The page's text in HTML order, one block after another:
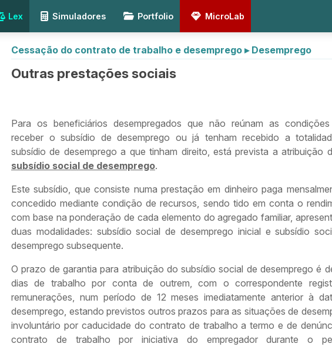
Lex Simuladores Portfolio MicroLab
Cessação do contrato de trabalho e desemprego ▸ Desemprego
Outras prestações sociais
Para os beneficiários desempregados que não reúnam as
receber o subsídio de desemprego ou já tenham recebido a
subsídio de desemprego a que tinham direito, está prevista a atribuição
subsídio social de desemprego.
Este subsídio, que consiste numa prestação em dinheiro paga
concedido mediante condição de recursos, sendo tido em conta o
com base na ponderação de cada elemento do agregado familiar,
duas modalidades: subsídio social de desemprego inicial e subsídio
desemprego subsequente.
O prazo de garantia para atribuição do subsídio social de desemprego é
dias de trabalho por conta de outrem, com o correspondente
remunerações, num período de 12 meses imediatamente anterior à
desemprego, estando previstos outros prazos para as situações de
involuntário por caducidade do contrato de trabalho a termo e de
contrato de trabalho por iniciativa do empregador durante o